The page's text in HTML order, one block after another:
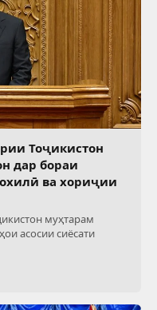
Тоҷикистон
дар бораи
ва хориҷии
муҳтарам
асосии сиёсати